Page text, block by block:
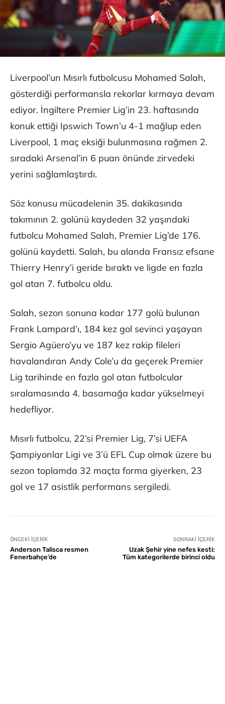
Liverpool’un Mısırlı futbolcusu Mohamed Salah,
gösterdiği performansla rekorlar kırmaya devam
ediyor. İngiltere Premier Lig’in 23. haftasında
konuk ettiği Ipswich Town’u 4-1 mağlup eden
Liverpool, 1 maç eksiği bulunmasına rağmen 2.
sıradaki Arsenal’in 6 puan önünde zirvedeki
yerini sağlamlaştırdı.
Söz konusu mücadelenin 35. dakikasında
takımının 2. golünü kaydeden 32 yaşındaki
futbolcu Mohamed Salah, Premier Lig’de 176.
golünü kaydetti. Salah, bu alanda Fransız efsane
Thierry Henry’i geride bıraktı ve ligde en fazla
gol atan 7. futbolcu oldu.
Salah, sezon sonuna kadar 177 golü bulunan
Frank Lampard’ı, 184 kez gol sevinci yaşayan
Sergio Agüero’yu ve 187 kez rakip fileleri
havalandıran Andy Cole’u da geçerek Premier
Lig tarihinde en fazla gol atan futbolcular
sıralamasında 4. basamağa kadar yükselmeyi
hedefliyor.
Mısırlı futbolcu, 22’si Premier Lig, 7’si UEFA
Şampiyonlar Ligi ve 3’ü EFL Cup olmak üzere bu
sezon toplamda 32 maçta forma giyerken, 23
gol ve 17 asistlik performans sergiledi.
ÖNCEKI İÇERIK
Anderson Talisca resmen
Fenerbahçe’de
SONRAKI İÇERIK
Uzak Şehir yine nefes kesti:
Tüm kategorilerde birinci oldu